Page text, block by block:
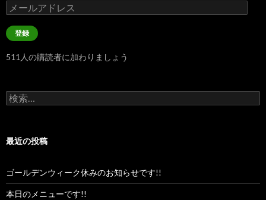
メ
ー
ル
ア
レ
登録
511人の購読者に加わりましょう
検
索:
最近の投稿
ゴールデンウィーク休みのお知らせです!!
本日のメニューです!!